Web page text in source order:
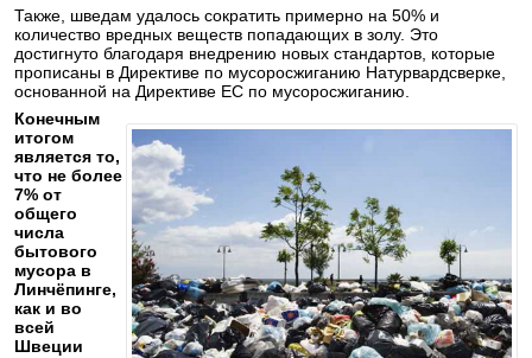
Также, шведам удалось сократить примерно на 50% и
количество вредных веществ попадающих в золу. Это
достигнуто благодаря внедрению новых стандартов, которые
прописаны в Директиве по мусоросжиганию Натурвардсверке,
основанной на Директиве ЕС по мусоросжиганию.
Конечным
итогом
является то,
что не более
7% от
общего
числа
бытового
мусора в
Линчёпинге,
как и во
всей
Швеции